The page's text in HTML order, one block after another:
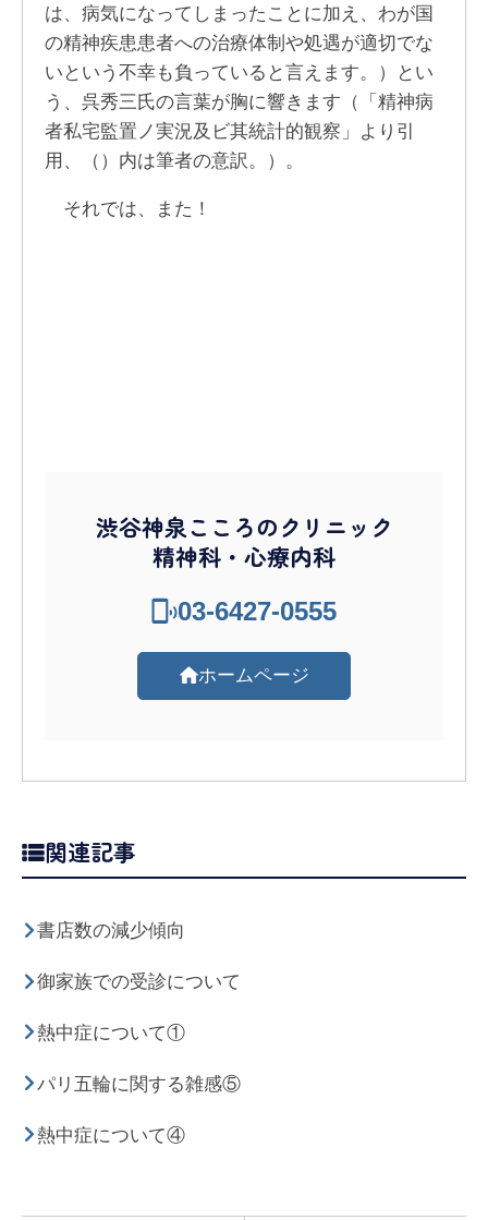
は、病気になってしまったことに加え、わが国
の精神疾患患者への治療体制や処遇が適切でな
いという不幸も負っていると言えます。）とい
う、呉秀三氏の言葉が胸に響きます（「精神病
者私宅監置ノ実況及ビ其統計的観察」より引
用、（）内は筆者の意訳。）。
それでは、また！
渋谷神泉こころのクリニック
精神科・心療内科
03-6427-0555
ホームページ
関連記事
書店数の減少傾向
御家族での受診について
熱中症について①
パリ五輪に関する雑感⑤
熱中症について④